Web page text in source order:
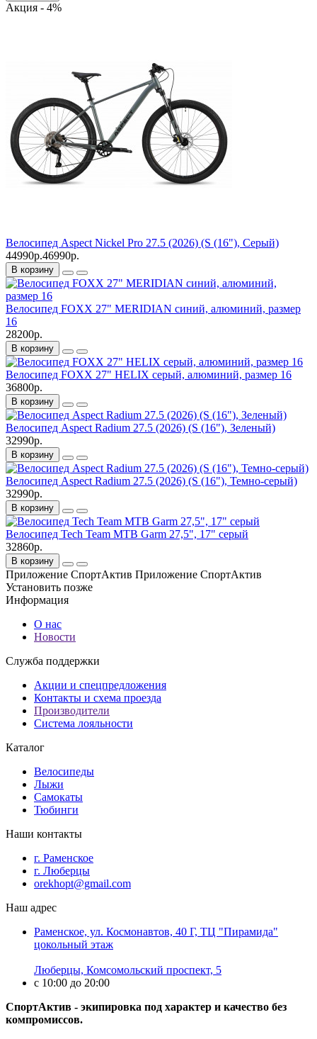
Акция - 4%
Велосипед Aspect Nickel Pro 27.5 (2026) (S (16"), Серый)
44990р.46990р.
В корзину
Велосипед FOXX 27" MERIDIAN синий, алюминий, размер
16
28200р.
В корзину
Велосипед FOXX 27" HELIX серый, алюминий, размер 16
36800р.
В корзину
Велосипед Aspect Radium 27.5 (2026) (S (16"), Зеленый)
32990р.
В корзину
Велосипед Aspect Radium 27.5 (2026) (S (16"), Темно-серый)
32990р.
В корзину
Велосипед Tech Team MTB Garm 27,5", 17" серый
32860р.
В корзину
Приложение СпортАктив Приложение СпортАктив
Установить позже
Информация
О нас
Новости
Служба поддержки
Акции и спецпредложения
Контакты и схема проезда
Производители
Система лояльности
Каталог
Велосипеды
Лыжи
Самокаты
Тюбинги
Наши контакты
г. Раменское
г. Люберцы
orekhopt@gmail.com
Наш адрес
Раменское, ул. Космонавтов, 40 Г, ТЦ "Пирамида"
цокольный этаж
Люберцы, Комсомольский проспект, 5
с 10:00 до 20:00
СпортАктив - экипировка под характер и качество без
компромиссов.